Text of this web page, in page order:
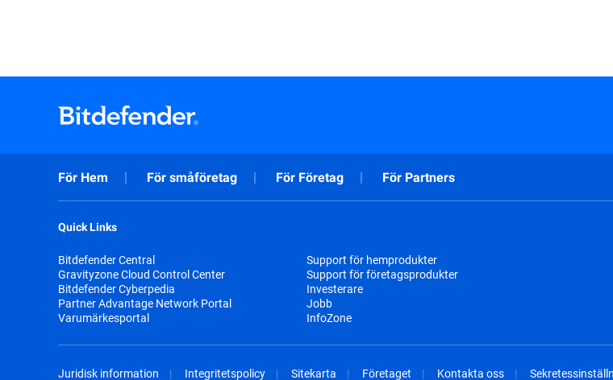
För Hem För småföretag För Företag För Partners
Quick Links
Bitdefender Central
Gravityzone Cloud Control Center
Bitdefender Cyberpedia
Partner Advantage Network Portal
Varumärkesportal
Support för hemprodukter
Support för företagsprodukter
Investerare
Jobb
InfoZone
Juridisk information Integritetspolicy Sitekarta Företaget Kontakta oss